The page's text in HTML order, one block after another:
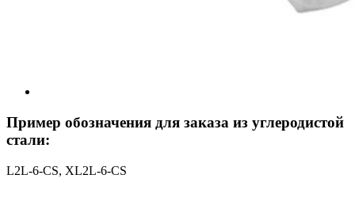
Пример обозначения для заказа из углеродистой
стали:
L2L-6-CS, ХL2L-6-CS